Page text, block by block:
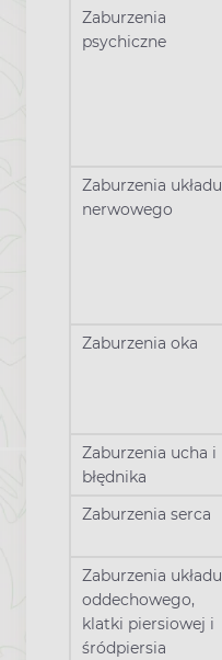
Zaburzenia
psychiczne
Zaburzenia układu
nerwowego
Zaburzenia oka
Zaburzenia ucha i
błędnika
Zaburzenia serca
Zaburzenia układu
oddechowego,
klatki piersiowej i
śródpiersia